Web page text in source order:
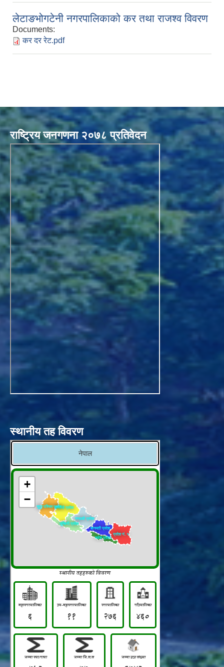
लेटाङभोगटेनी नगरपालिकाको कर तथा राजश्व विवरण
Documents:
कर दर रेट.pdf
राष्ट्रिय जनगणना २०७८ प्रतिवेदन
स्थानीय तह विवरण